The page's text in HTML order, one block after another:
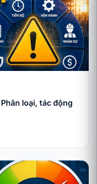
loại, tác động